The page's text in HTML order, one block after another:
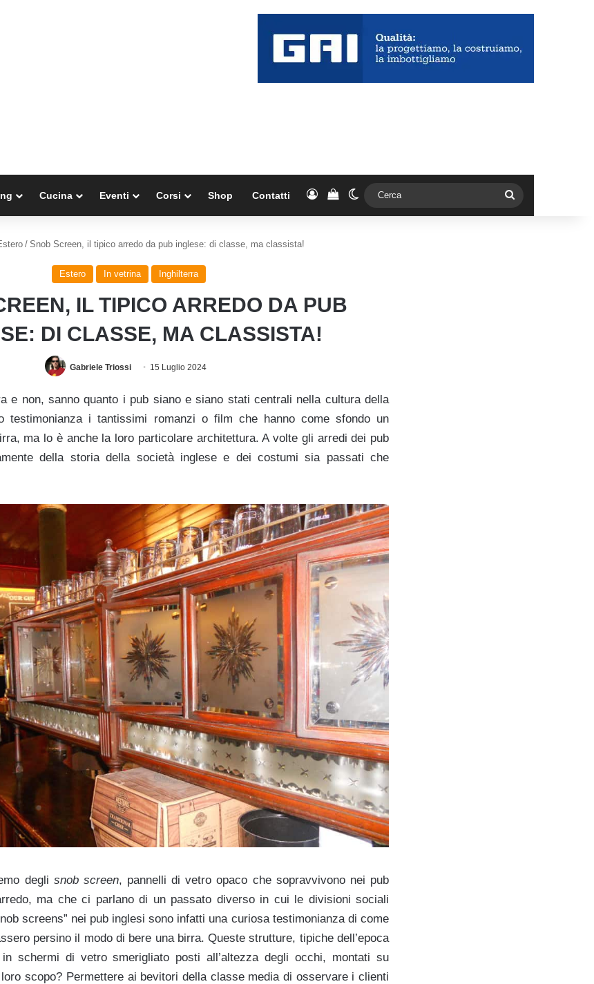
Cucina Eventi Corsi Shop Contatti AccediVedi il carrello
Cambia aspetto
/ Snob Screen, il tipico arredo da pub inglese: di classe, ma classista!
Estero In vetrina Inghilterra
IL TIPICO ARREDO DA PUB
DI CLASSE, MA CLASSISTA!
Gabriele Triossi 15 Luglio 2024
e non, sanno quanto i pub siano e siano stati centrali nella cultura della
testimonianza i tantissimi romanzi o film che hanno come sfondo un
ma lo è anche la loro particolare architettura. A volte gli arredi dei pub
della storia della società inglese e dei costumi sia passati che
degli snob screen, pannelli di vetro opaco che sopravvivono nei pub
ma che ci parlano di un passato diverso in cui le divisioni sociali
screens” nei pub inglesi sono infatti una curiosa testimonianza di come
persino il modo di bere una birra. Queste strutture, tipiche dell’epoca
schermi di vetro smerigliato posti all’altezza degli occhi, montati su
scopo? Permettere ai bevitori della classe media di osservare i clienti